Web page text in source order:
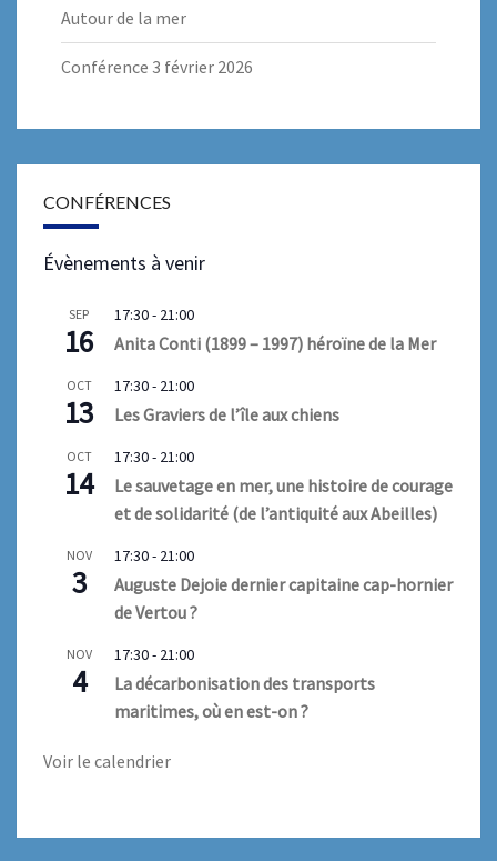
Autour de la mer
Conférence 3 février 2026
CONFÉRENCES
Évènements à venir
SEP
16
17:30- 21:00
Anita Conti (1899 – 1997) héroïne de la Mer
OCT
13
17:30- 21:00
Les Graviers de l’île aux chiens
OCT
14
17:30- 21:00
Le sauvetage en mer, une histoire de courage
et de solidarité (de l’antiquité aux Abeilles)
NOV
3
17:30- 21:00
Auguste Dejoie dernier capitaine cap-hornier
de Vertou ?
NOV
4
17:30- 21:00
La décarbonisation des transports
maritimes, où en est-on ?
Voir le calendrier